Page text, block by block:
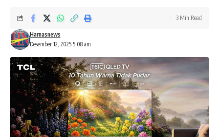
Desember 12, 2025 5:08 am
Harnasnews
3 Min Read